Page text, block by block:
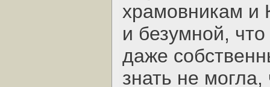
храмовникам и
и безумной,
даже
знать не